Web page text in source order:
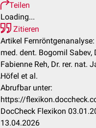
Teilen
Loading...
Zitieren
Artikel Fernröntgenanalyse:
med. dent. Bogomil Sabev,
Fabienne Reh, Dr. rer. nat.
Höfel et al.
Abrufbar unter:
https://
DocCheck Flexikon
13.04.2026